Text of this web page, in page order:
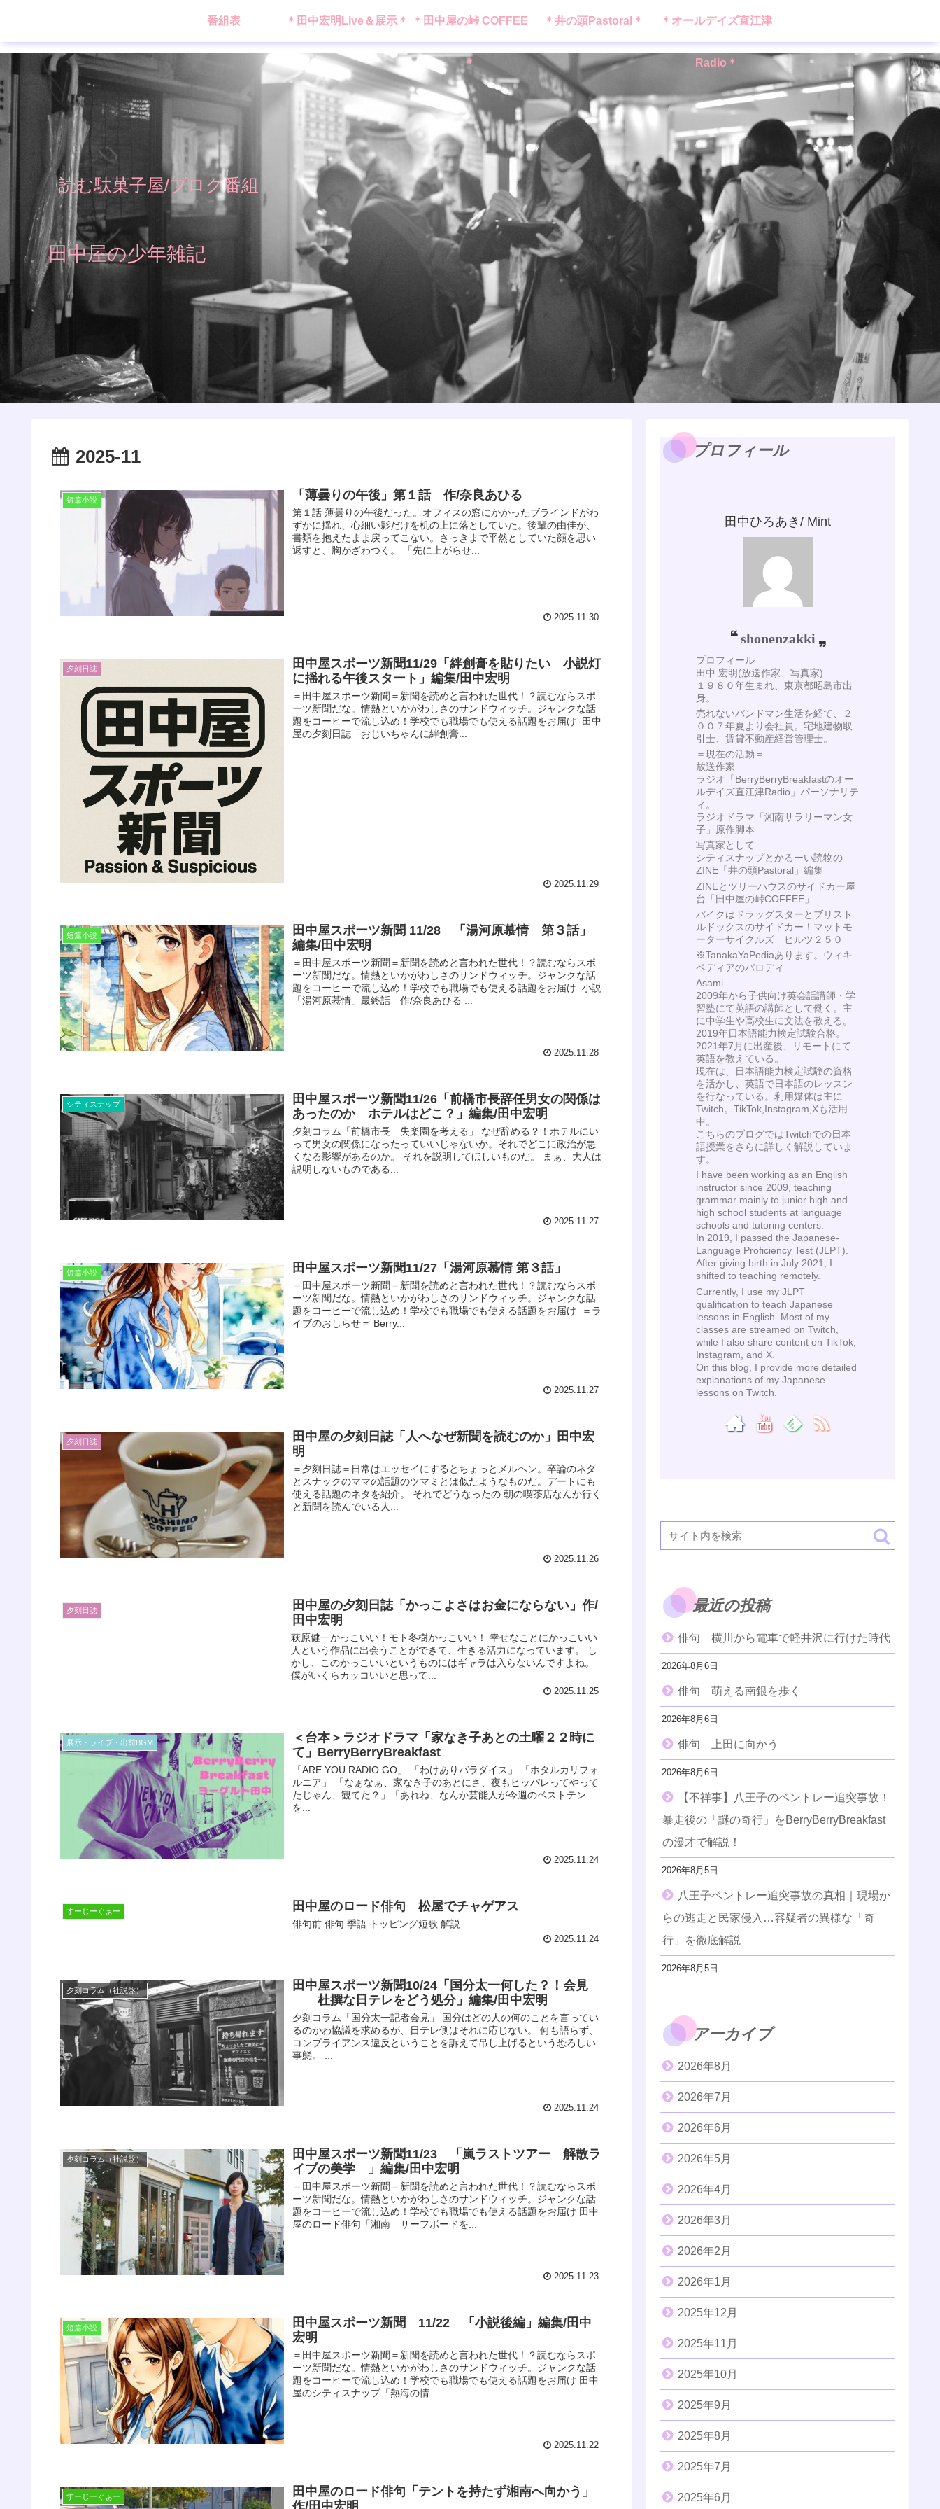
読む駄菓子屋/ブログ番組
田中屋の少年雑記
番組表 ＊田中宏明Live＆展示＊ ＊田中屋の峠 COFFEE
＊
＊井の頭Pastoral＊ ＊オールデイズ直江津
Radio＊
2025-11
短篇小説 「薄曇りの午後」第１話 作/奈良あひる
第１話 薄曇りの午後だった。オフィスの窓にかかったブラインドがわ
ずかに揺れ、心細い影だけを机の上に落としていた。後輩の由佳が、
書類を抱えたまま戻ってこない。さっきまで平然としていた顔を思い
返すと、胸がざわつく。 「先に上がらせ...
2025.11.30
夕刻日誌
田中屋スポーツ新聞11/29「絆創膏を貼りたい 小説灯
に揺れる午後スタート」編集/田中宏明
＝田中屋スポーツ新聞＝新聞を読めと言われた世代！？読むならスポ
ーツ新聞だな。情熱といかがわしさのサンドウィッチ。ジャンクな話
題をコーヒーで流し込め！学校でも職場でも使える話題をお届け 田中
屋の夕刻日誌「おじいちゃんに絆創膏...
2025.11.29
短篇小説
田中屋スポーツ新聞 11/28 「湯河原慕情 第３話」
編集/田中宏明
＝田中屋スポーツ新聞＝新聞を読めと言われた世代！？読むならスポ
ーツ新聞だな。情熱といかがわしさのサンドウィッチ。ジャンクな話
題をコーヒーで流し込め！学校でも職場でも使える話題をお届け 小説
「湯河原慕情」最終話 作/奈良あひる ...
2025.11.28
シティスナップ
田中屋スポーツ新聞11/26「前橋市長辞任男女の関係は
あったのか ホテルはどこ？」編集/田中宏明
夕刻コラム「前橋市長 失楽園を考える」 なぜ辞める？！ホテルにい
って男女の関係になったっていいじゃないか。それでどこに政治が悪
くなる影響があるのか。 それを説明してほしいものだ。 まぁ、大人は
説明しないものである...
2025.11.27
短篇小説 田中屋スポーツ新聞11/27「湯河原慕情 第３話」
＝田中屋スポーツ新聞＝新聞を読めと言われた世代！？読むならスポ
ーツ新聞だな。情熱といかがわしさのサンドウィッチ。ジャンクな話
題をコーヒーで流し込め！学校でも職場でも使える話題をお届け ＝ラ
イブのおしらせ＝ Berry...
2025.11.27
夕刻日誌
田中屋の夕刻日誌「人へなぜ新聞を読むのか」田中宏
明
＝夕刻日誌＝日常はエッセイにするとちょっとメルヘン。卒論のネタ
とスナックのママの話題のツマミとは似たようなものだ。デートにも
使える話題のネタを紹介。 それでどうなったの 朝の喫茶店なんか行く
と新聞を読んでいる人...
2025.11.26
夕刻日誌
田中屋の夕刻日誌「かっこよさはお金にならない」作/
田中宏明
萩原健一かっこいい！モト冬樹かっこいい！ 幸せなことにかっこいい
人という作品に出会うことができて、生きる活力になっています。 し
かし、このかっこいいというものにはギャラは入らないんですよね。
僕がいくらカッコいいと思って...
2025.11.25
展示・ライブ・出前BGM
＜台本＞ラジオドラマ「家なき子あとの土曜２２時に
て」BerryBerryBreakfast
「ARE YOU RADIO GO」 「わけありパラダイス」 「ホタルカリフォ
ルニア」 「なぁなぁ、家なき子のあとにさ、夜もヒッパレってやって
たじゃん、観てた？」「あれね、なんか芸能人が今週のベストテン
を...
2025.11.24
すーじーぐぁー 田中屋のロード俳句 松屋でチャゲアス
俳句前 俳句 季語 トッピング短歌 解説
2025.11.24
夕刻コラム（社説盤）
田中屋スポーツ新聞10/24「国分太一何した？！会見
杜撰な日テレをどう処分」編集/田中宏明
夕刻コラム「国分太一記者会見」 国分はどの人の何のことを言ってい
るのかわ協議を求めるが、日テレ側はそれに応じない。 何も語らず、
コンプライアンス違反ということを訴えて吊し上げるという恐ろしい
事態。 ...
2025.11.24
夕刻コラム（社説盤）
田中屋スポーツ新聞11/23 「嵐ラストツアー 解散ラ
イブの美学 」編集/田中宏明
＝田中屋スポーツ新聞＝新聞を読めと言われた世代！？読むならスポ
ーツ新聞だな。情熱といかがわしさのサンドウィッチ。ジャンクな話
題をコーヒーで流し込め！学校でも職場でも使える話題をお届け 田中
屋のロード俳句「湘南 サーフボードを...
2025.11.23
短篇小説
田中屋スポーツ新聞 11/22 「小説後編」編集/田中
宏明
＝田中屋スポーツ新聞＝新聞を読めと言われた世代！？読むならスポ
ーツ新聞だな。情熱といかがわしさのサンドウィッチ。ジャンクな話
題をコーヒーで流し込め！学校でも職場でも使える話題をお届け 田中
屋のシティスナップ「熱海の情...
2025.11.22
すーじーぐぁー
田中屋のロード俳句「テントを持たず湘南へ向かう」
プロフィール
田中ひろあき/ Mint
shonenzakki
プロフィール
田中 宏明(放送作家、写真家)
１９８０年生まれ、東京都昭島市出
身。
売れないバンドマン生活を経て、２
００７年夏より会社員。宅地建物取
引士、賃貸不動産経営管理士。
＝現在の活動＝
放送作家
ラジオ「BerryBerryBreakfastのオー
ルデイズ直江津Radio」パーソナリテ
ィ。
ラジオドラマ「湘南サラリーマン女
子」原作脚本
写真家として
シティスナップとかるーい読物の
ZINE「井の頭Pastoral」編集
ZINEとツリーハウスのサイドカー屋
台「田中屋の峠COFFEE」
バイクはドラッグスターとブリスト
ルドックスのサイドカー！マットモ
ーターサイクルズ ヒルツ２５０
※TanakaYaPediaあります。ウィキ
ペディアのパロディ
Asami
2009年から子供向け英会話講師・学
習塾にて英語の講師として働く。主
に中学生や高校生に文法を教える。
2019年日本語能力検定試験合格。
2021年7月に出産後、リモートにて
英語を教えている。
現在は、日本語能力検定試験の資格
を活かし、英語で日本語のレッスン
を行なっている。利用媒体は主に
Twitch。TikTok,Instagram,Xも活用
中。
こちらのブログではTwitchでの日本
語授業をさらに詳しく解説していま
す。
I have been working as an English
instructor since 2009, teaching
grammar mainly to junior high and
high school students at language
schools and tutoring centers.
In 2019, I passed the Japanese-
Language Proficiency Test (JLPT).
After giving birth in July 2021, I
shifted to teaching remotely.
Currently, I use my JLPT
qualification to teach Japanese
lessons in English. Most of my
classes are streamed on Twitch,
while I also share content on TikTok,
Instagram, and X.
On this blog, I provide more detailed
explanations of my Japanese
lessons on Twitch.
最近の投稿
俳句 横川から電車で軽井沢に行けた時代
2026年8月6日
俳句 萌える南銀を歩く
2026年8月6日
俳句 上田に向かう
2026年8月6日
【不祥事】八王子のベントレー追突事故！
暴走後の「謎の奇行」をBerryBerryBreakfast
の漫才で解説！
2026年8月5日
八王子ベントレー追突事故の真相｜現場か
らの逃走と民家侵入…容疑者の異様な「奇
行」を徹底解説
2026年8月5日
アーカイブ
2026年8月
2026年7月
2026年6月
2026年5月
2026年4月
2026年3月
2026年2月
2026年1月
2025年12月
2025年11月
2025年10月
2025年9月
2025年8月
2025年7月
2025年6月